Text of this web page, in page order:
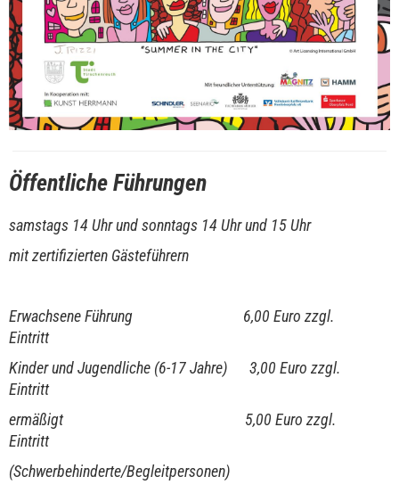
Öffentliche Führungen
samstags 14 Uhr und sonntags 14 Uhr und 15 Uhr
mit zertifizierten Gästeführern
Erwachsene Führung 6,00 Euro zzgl.
Eintritt
Kinder und Jugendliche (6-17 Jahre) 3,00 Euro zzgl.
Eintritt
ermäßigt 5,00 Euro zzgl.
Eintritt
(Schwerbehinderte/Begleitpersonen)